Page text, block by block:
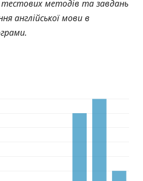
методів та завдань
англійської мови в